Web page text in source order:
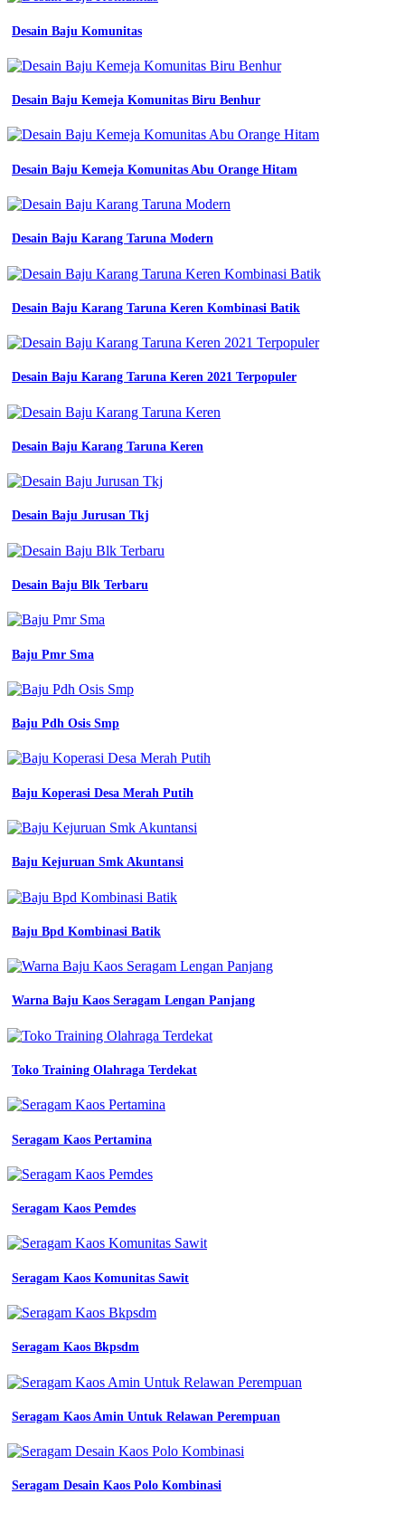
Desain Baju Komunitas
Desain Baju Kemeja Komunitas Biru Benhur
Desain Baju Kemeja Komunitas Abu Orange Hitam
Desain Baju Karang Taruna Modern
Desain Baju Karang Taruna Keren Kombinasi Batik
Desain Baju Karang Taruna Keren 2021 Terpopuler
Desain Baju Karang Taruna Keren
Desain Baju Jurusan Tkj
Desain Baju Blk Terbaru
Baju Pmr Sma
Baju Pdh Osis Smp
Baju Koperasi Desa Merah Putih
Baju Kejuruan Smk Akuntansi
Baju Bpd Kombinasi Batik
Warna Baju Kaos Seragam Lengan Panjang
Toko Training Olahraga Terdekat
Seragam Kaos Pertamina
Seragam Kaos Pemdes
Seragam Kaos Komunitas Sawit
Seragam Kaos Bkpsdm
Seragam Kaos Amin Untuk Relawan Perempuan
Seragam Desain Kaos Polo Kombinasi